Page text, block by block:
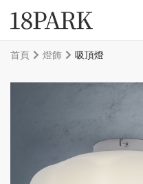
首頁 燈飾 吸頂燈